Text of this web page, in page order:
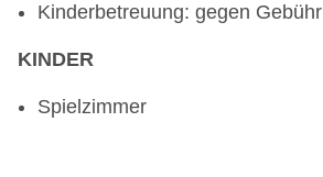
Kinderbetreuung: gegen Gebühr
KINDER
Spielzimmer